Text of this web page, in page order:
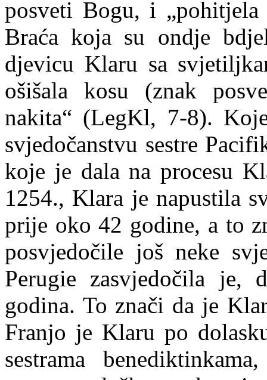
posveti Bogu, i
Braća koja su ondje
djevicu Klaru sa
ošišala kosu (znak
nakita“ (LegKl, 7-8).
svjedočanstvu sestre
koje je dala na procesu
1254., Klara je napustila
prije oko 42 godine, a to
posvjedočile još neke
Perugie zasvjedočila
godina. To znači da je
Franjo je Klaru po
sestrama